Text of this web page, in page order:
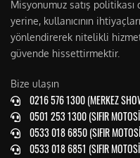
Misyonumuz satış
yerine, kullanıcının
yönlendirerek nitelikli
güvende hissettirmektir.
Bize ulaşın
0216 576 1300 (MERKEZ
0501 253 1300 (SIFIR
0533 018 6850 (SIFIR
0533 018 6851 (SIFIR